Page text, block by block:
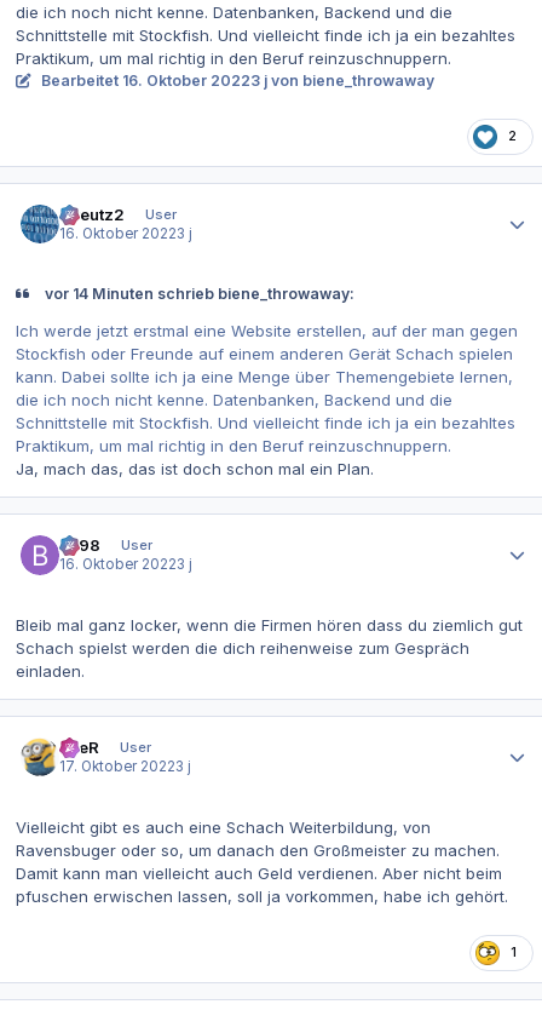
die ich noch nicht kenne. Datenbanken, Backend und die
Schnittstelle mit Stockfish. Und vielleicht finde ich ja ein bezahltes
Praktikum, um mal richtig in den Beruf reinzuschnuppern.
Bearbeitet 16. Oktober 20223 j von biene_throwaway
2
tkreutz2
User
16. Oktober 20223 j
vor 14 Minuten schrieb biene_throwaway:
Ich werde jetzt erstmal eine Website erstellen, auf der man gegen
Stockfish oder Freunde auf einem anderen Gerät Schach spielen
kann. Dabei sollte ich ja eine Menge über Themengebiete lernen,
die ich noch nicht kenne. Datenbanken, Backend und die
Schnittstelle mit Stockfish. Und vielleicht finde ich ja ein bezahltes
Praktikum, um mal richtig in den Beruf reinzuschnuppern.
Ja, mach das, das ist doch schon mal ein Plan.
be98
User
16. Oktober 20223 j
Bleib mal ganz locker, wenn die Firmen hören dass du ziemlich gut
Schach spielst werden die dich reihenweise zum Gespräch
einladen.
eneR
User
17. Oktober 20223 j
Vielleicht gibt es auch eine Schach Weiterbildung, von
Ravensbuger oder so, um danach den Großmeister zu machen.
Damit kann man vielleicht auch Geld verdienen. Aber nicht beim
pfuschen erwischen lassen, soll ja vorkommen, habe ich gehört.
1